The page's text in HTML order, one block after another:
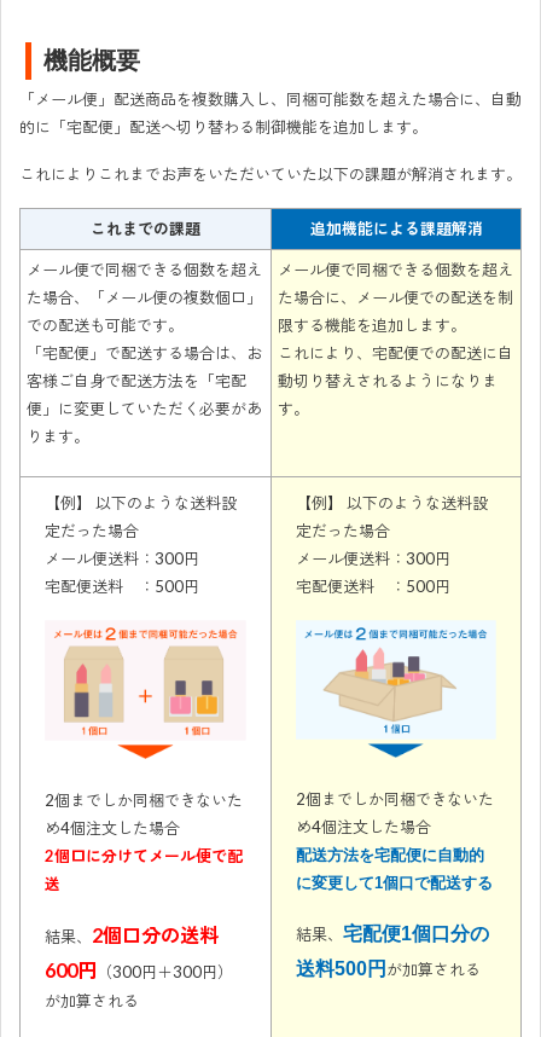
機能概要
「メール便」配送商品を複数購入し、同梱可能数を超えた場合に、自動
的に「宅配便」配送へ切り替わる制御機能を追加します。
これによりこれまでお声をいただいていた以下の課題が解消されます。
これまでの課題 追加機能による課題解消
メール便で同梱できる個数を超え
た場合、「メール便の複数個口」
での配送も可能です。
「宅配便」で配送する場合は、お
客様ご自身で配送方法を「宅配
便」に変更していただく必要があ
ります。
メール便で同梱できる個数を超え
た場合に、メール便での配送を制
限する機能を追加します。
これにより、宅配便での配送に自
動切り替えされるようになりま
す。
【例】 以下のような送料設
定だった場合
メール便送料：300円
宅配便送料 ：500円
2個までしか同梱できないた
め4個注文した場合
2個口に分けてメール便で配
送
結果、 2個口分の送料
600円 （300円＋300円）
が加算される
【例】 以下のような送料設
定だった場合
メール便送料：300円
宅配便送料 ：500円
2個までしか同梱できないた
め4個注文した場合
配送方法を宅配便に自動的
に変更して1個口で配送する
結果、 宅配便1個口分の
送料500円 が加算される